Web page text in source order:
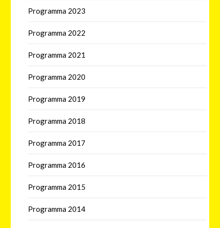
Programma 2023
Programma 2022
Programma 2021
Programma 2020
Programma 2019
Programma 2018
Programma 2017
Programma 2016
Programma 2015
Programma 2014